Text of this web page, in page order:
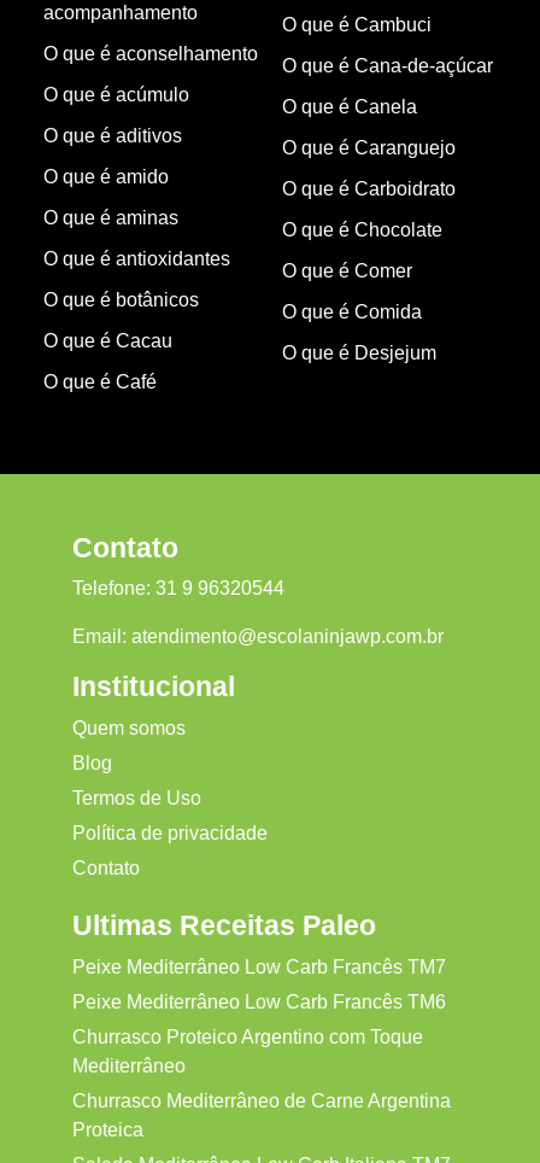
acompanhamento
O que é aconselhamento
O que é acúmulo
O que é aditivos
O que é amido
O que é aminas
O que é antioxidantes
O que é botânicos
O que é Cacau
O que é Café
O que é Cambuci
O que é Cana-de-açúcar
O que é Canela
O que é Caranguejo
O que é Carboidrato
O que é Chocolate
O que é Comer
O que é Comida
O que é Desjejum
Contato
Telefone: 31 9 96320544
Email: atendimento@escolaninjawp.com.br
Institucional
Quem somos
Blog
Termos de Uso
Política de privacidade
Contato
Ultimas Receitas Paleo
Peixe Mediterrâneo Low Carb Francês TM7
Peixe Mediterrâneo Low Carb Francês TM6
Churrasco Proteico Argentino com Toque
Mediterrâneo
Churrasco Mediterrâneo de Carne Argentina
Proteica